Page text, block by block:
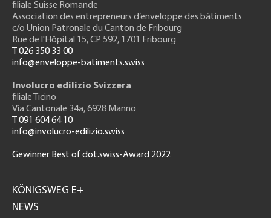
filiale Suisse Romande
Association des entrepreneurs d’enveloppe des bâtiments
c/o Union Patronale du Canton de Fribourg
Rue de l'Hôpital 15, CP 592, 1701 Fribourg
T 026 350 33 00
info@enveloppe-batiments.swiss
Involucro edilizio Svizzera
filiale Ticino
Via Cantonale 34a, 6928 Manno
T 091 604 64 10
info@involucro-edilizio.swiss
Gewinner Best of dot.swiss-Award 2022
GH
KÖNIGSWEG E+
NEWS